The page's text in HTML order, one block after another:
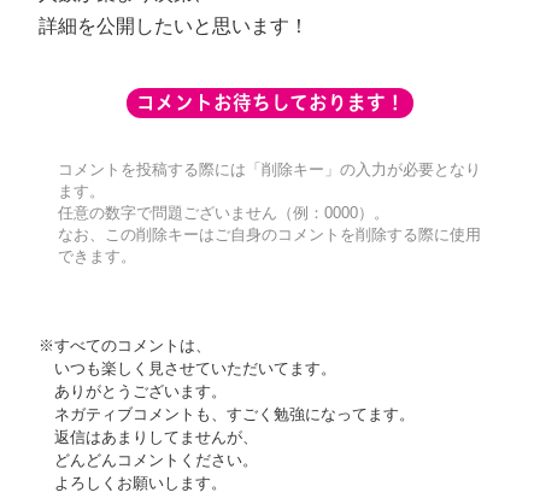
詳細を公開したいと思います！
コメントお待ちしております！
コメントを投稿する際には「削除キー」の入力が必要となり
ます。
任意の数字で問題ございません（例：0000）。
なお、この削除キーはご自身のコメントを削除する際に使用
できます。
※すべてのコメントは、
いつも楽しく見させていただいてます。
ありがとうございます。
ネガティブコメントも、すごく勉強になってます。
返信はあまりしてませんが、
どんどんコメントください。
よろしくお願いします。